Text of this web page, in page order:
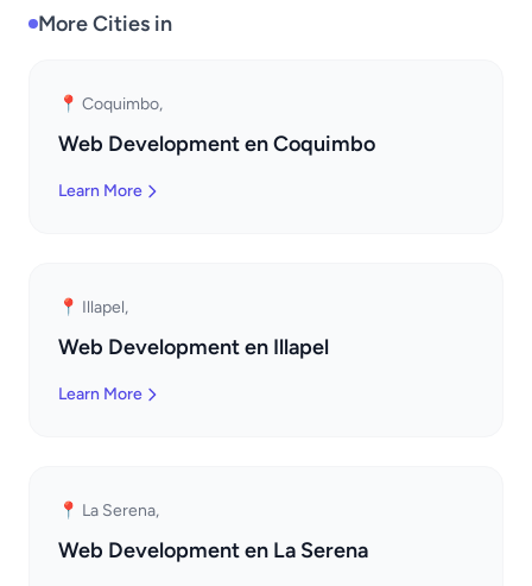
More Cities in
📍 Coquimbo,
Web Development en Coquimbo
Learn More
📍 Illapel,
Web Development en Illapel
Learn More
📍 La Serena,
Web Development en La Serena